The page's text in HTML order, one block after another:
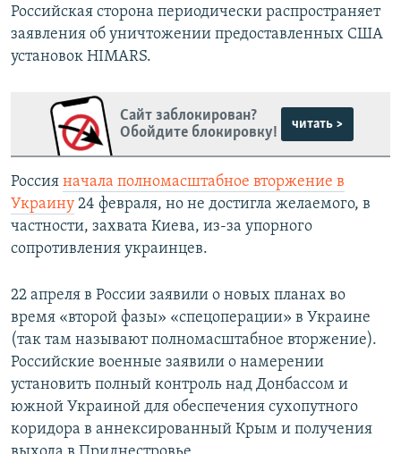
Российская сторона периодически распространяет
заявления об уничтожении предоставленных США
установок HIMARS.
Сайт заблокирован?
Обойдите блокировку!
читать >
Россия начала полномасштабное вторжение в
Украину 24 февраля, но не достигла желаемого, в
частности, захвата Киева, из-за упорного
сопротивления украинцев.
22 апреля в России заявили о новых планах во
время «второй фазы» «спецоперации» в Украине
(так там называют полномасштабное вторжение).
Российские военные заявили о намерении
установить полный контроль над Донбассом и
южной Украиной для обеспечения сухопутного
коридора в аннексированный Крым и получения